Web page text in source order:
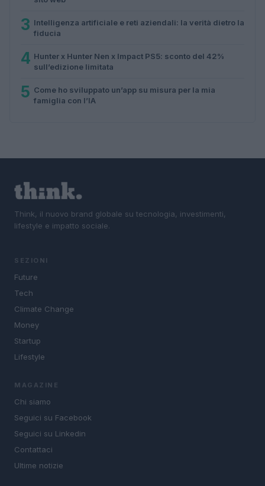
3 Intelligenza artificiale e reti aziendali: la verità dietro la
fiducia
4 Hunter x Hunter Nen x Impact PS5: sconto del 42%
sull’edizione limitata
5 Come ho sviluppato un’app su misura per la mia
famiglia con l’IA
Think, il nuovo brand globale su tecnologia, investimenti,
lifestyle e impatto sociale.
SEZIONI
Future
Tech
Climate Change
Money
Startup
Lifestyle
MAGAZINE
Chi siamo
Seguici su Facebook
Seguici su Linkedin
Contattaci
Ultime notizie